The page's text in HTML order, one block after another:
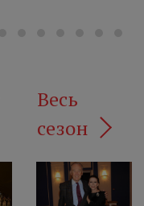
Весь
сезон